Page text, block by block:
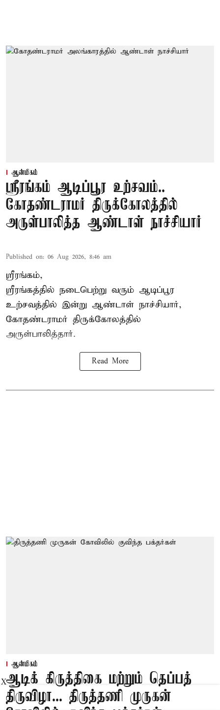
ஆன்மிகம்
ஸ்ரீரங்கம் ஆடிப்பூர உற்சவம்..
கோதண்டராமர் திருக்கோலத்தில்
அருள்பாலித்த ஆண்டாள் நாச்சியார்
Published on: 06 Aug 2026, 8:46 am
ஸ்ரீரங்கம்,
ஸ்ரீரங்கத்தில் நடைபெற்று வரும் ஆடிப்பூர
உற்சவத்தில் இன்று ஆண்டாள் நாச்சியார்,
கோதண்டராமர் திருக்கோலத்தில்
அருள்பாலித்தார்.
Read More
ஆன்மிகம்
ஆடிக் கிருத்திகை மற்றும் தெப்பத்
திருவிழா... திருத்தணி முருகன்
X